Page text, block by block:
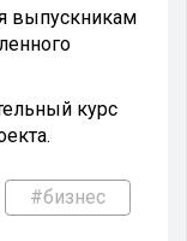
выпускникам
курс
#бизнес